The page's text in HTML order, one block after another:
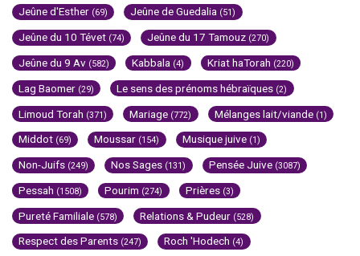
Jeûne d'Esther (69) Jeûne de Guedalia (51)
Jeûne du 10 Tévet (74) Jeûne du 17 Tamouz (270)
Jeûne du 9 Av (582) Kabbala (4) Kriat haTorah (220)
Lag Baomer (29) Le sens des prénoms hébraïques (2)
Limoud Torah (371) Mariage (772) Mélanges lait/viande (1)
Middot (69) Moussar (154) Musique juive (1)
Non-Juifs (249) Nos Sages (131) Pensée Juive (3087)
Pessah (1508) Pourim (274) Prières (3)
Pureté Familiale (578) Relations & Pudeur (528)
Respect des Parents (247) Roch 'Hodech (4)